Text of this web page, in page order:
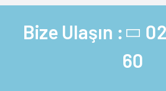
Bize Ulaşın :
60